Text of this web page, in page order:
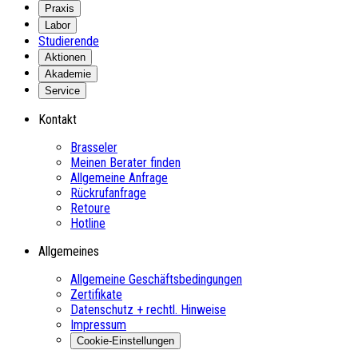
Praxis
Labor
Studierende
Aktionen
Akademie
Service
Kontakt
Brasseler
Meinen Berater finden
Allgemeine Anfrage
Rückrufanfrage
Retoure
Hotline
Allgemeines
Allgemeine Geschäftsbedingungen
Zertifikate
Datenschutz + rechtl. Hinweise
Impressum
Cookie-Einstellungen